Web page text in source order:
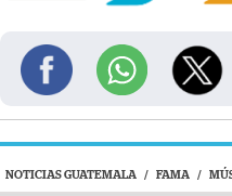
NOTICIAS GUATEMALA / FAMA /